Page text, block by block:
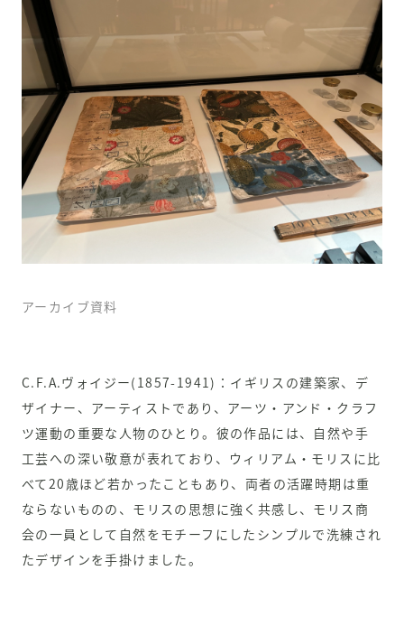
アーカイブ資料
C.F.A.ヴォイジー(1857-1941)：イギリスの建築家、デ
ザイナー、アーティストであり、アーツ・アンド・クラフ
ツ運動の重要な人物のひとり。彼の作品には、自然や手
工芸への深い敬意が表れており、ウィリアム・モリスに比
べて20歳ほど若かったこともあり、両者の活躍時期は重
ならないものの、モリスの思想に強く共感し、モリス商
会の一員として自然をモチーフにしたシンプルで洗練され
たデザインを手掛けました。